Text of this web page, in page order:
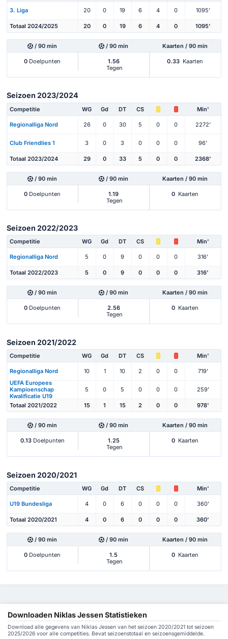
3. Liga 20 0 19 6 4 0 1095'
Totaal 2024/2025 20 0 19 6 4 0 1095'
/ 90 min / 90 min Kaarten / 90 min
0 Doelpunten
1.56
Tegen
0.33 Kaarten
Seizoen 2023/2024
Competitie WG Gd DT CS Min'
Regionalliga Nord 26 0 30 5 0 0 2272'
Club Friendlies 1 3 0 3 0 0 0 96'
Totaal 2023/2024 29 0 33 5 0 0 2368'
/ 90 min / 90 min Kaarten / 90 min
0 Doelpunten
1.19
Tegen
0 Kaarten
Seizoen 2022/2023
Competitie WG Gd DT CS Min'
Regionalliga Nord 5 0 9 0 0 0 316'
Totaal 2022/2023 5 0 9 0 0 0 316'
/ 90 min / 90 min Kaarten / 90 min
0 Doelpunten
2.56
Tegen
0 Kaarten
Seizoen 2021/2022
Competitie WG Gd DT CS Min'
Regionalliga Nord 10 1 10 2 0 0
719'
UEFA Europees
Kampioenschap
Kwalificatie U19
5 0 5 0 0 0 259'
Totaal 2021/2022 15 1 15 2 0 0 978'
/ 90 min / 90 min Kaarten / 90 min
0.13Doelpunten
1.25
Tegen
0 Kaarten
Seizoen 2020/2021
Competitie WG Gd DT CS Min'
U19 Bundesliga 4 0 6 0 0 0 360'
Totaal 2020/2021 4 0 6 0 0 0 360'
/ 90 min / 90 min Kaarten / 90 min
0 Doelpunten
1.5
Tegen
0 Kaarten
Downloaden Niklas Jessen Statistieken
Download alle gegevens van Niklas Jessen van het seizoen 2020/2021 tot seizoen
2025/2026 voor alle competities. Bevat seizoenstotaal en seizoensgemiddelde.